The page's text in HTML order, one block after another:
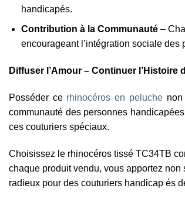
handicapés.
Contribution à la Communauté–
encourageant l’intégration sociale des
Diffuser l’Amour – Continuer l’Histoire
Posséder ce rhinocéros en peluchenon
communauté des personnes
ces couturiers spéciaux.
Choisissez le rhinocéros tissé TC34TB
chaque produit vendu, vous apportez
radieux pour des couturiers handicap és